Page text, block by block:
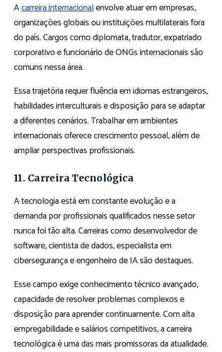
Acarreira internacionalenvolve atuar em empresas,
organizações globais ou instituições multilaterais fora
do país. Cargos como diplomata, tradutor, expatriado
corporativo e funcionário de ONGs internacionais são
comuns nessa área.
Essa trajetória requer fluência em idiomas estrangeiros,
habilidades interculturais e disposição para se adaptar
a diferentes cenários. Trabalhar em ambientes
internacionais oferece crescimento pessoal, além de
ampliar perspectivas profissionais.
11. Carreira Tecnológica
A tecnologia está em constante evolução e a
demanda por profissionais qualificados nesse setor
nunca foi tão alta. Carreiras como desenvolvedor de
software, cientista de dados, especialista em
cibersegurança e engenheiro de IA são destaques.
Esse campo exige conhecimento técnico avançado,
capacidade de resolver problemas complexos e
disposição para aprender continuamente. Com alta
empregabilidade e salários competitivos, a carreira
tecnológica é uma das mais promissoras da atualidade.